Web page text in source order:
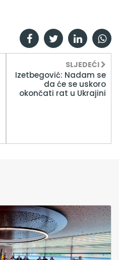
SLJEDEĆI
Izetbegović: Nadam se
da će se uskoro
okončati rat u Ukrajini